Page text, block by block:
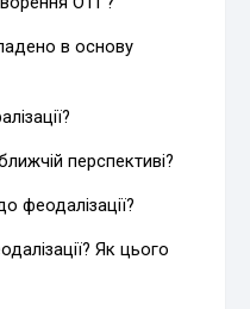
в основу
перспективі?
феодалізації?
Як цього